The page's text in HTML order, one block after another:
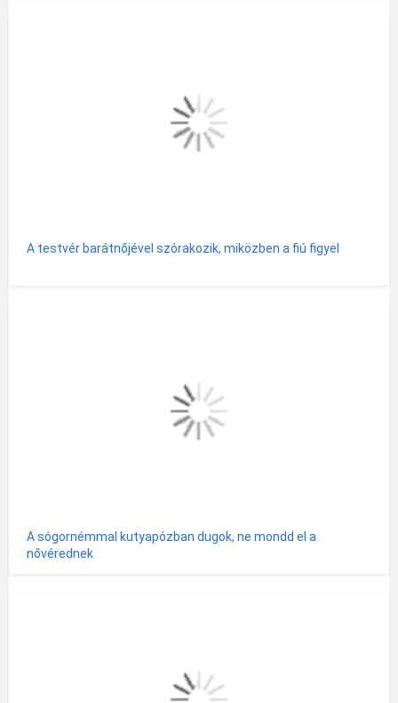
A testvér barátnőjével szórakozik, miközben a fiú figyel
A sógornémmal kutyapózban dugok, ne mondd el a
nővérednek